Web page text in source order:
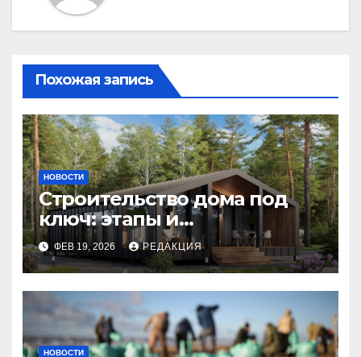
Похожая запись
НОВОСТИ
Строительство дома под
ключ: этапы и
планирование бюджета
ФЕВ 19, 2026 РЕДАКЦИЯ
НОВОСТИ